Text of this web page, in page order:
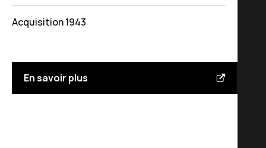
Acquisition 1943
En savoir plus